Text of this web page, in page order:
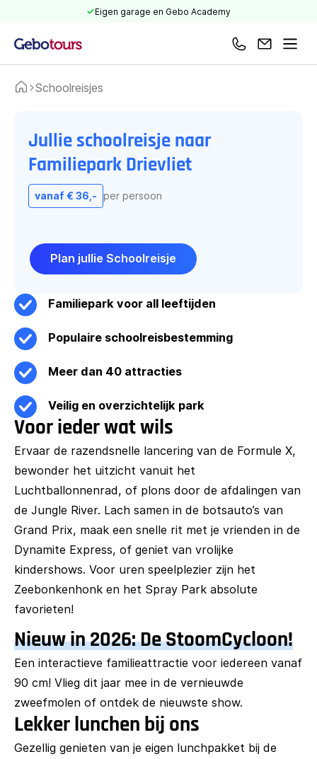
Eigen garage en Gebo Academy
Bel onsMail ons
HomeSchoolreisjes
Jullie schoolreisje naar
Familiepark Drievliet
vanaf € 36,- per persoon
Plan jullie Schoolreisje
Familiepark voor all leeftijden
Populaire schoolreisbestemming
Meer dan 40 attracties
Veilig en overzichtelijk park
Voor ieder wat wils
Ervaar de razendsnelle lancering van de Formule X,
bewonder het uitzicht vanuit het
Luchtballonnenrad, of plons door de afdalingen van
de Jungle River. Lach samen in de botsauto’s van
Grand Prix, maak een snelle rit met je vrienden in de
Dynamite Express, of geniet van vrolijke
kindershows. Voor uren speelplezier zijn het
Zeebonkenhonk en het Spray Park absolute
favorieten!
Nieuw in 2026: De StoomCycloon!
Een interactieve familieattractie voor iedereen vanaf
90 cm! Vlieg dit jaar mee in de vernieuwde
zweefmolen of ontdek de nieuwste show.
Lekker lunchen bij ons
Gezellig genieten van je eigen lunchpakket bij de